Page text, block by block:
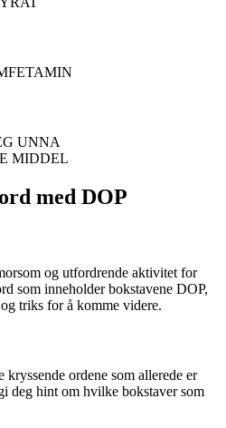
UNNA
MIDDEL
med DOP
og utfordrende aktivitet for
som inneholder bokstavene DOP,
triks for å komme videre.
kryssende ordene som allerede er
deg hint om hvilke bokstaver som